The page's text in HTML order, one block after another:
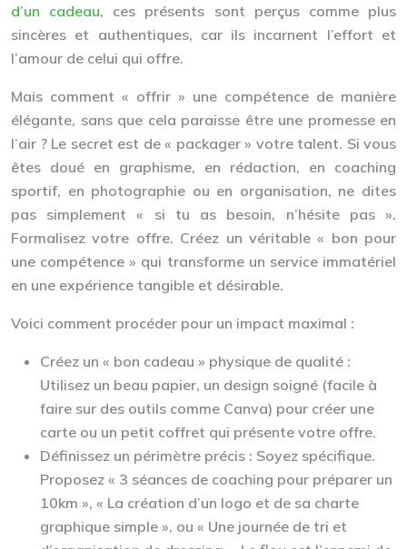
d’un cadeau, ces présents sont perçus comme plus
sincères et authentiques, car ils incarnent l’effort et
l’amour de celui qui offre.
Mais comment « offrir » une compétence de manière
élégante, sans que cela paraisse être une promesse en
l’air ? Le secret est de « packager » votre talent. Si vous
êtes doué en graphisme, en rédaction, en coaching
sportif, en photographie ou en organisation, ne dites
pas simplement « si tu as besoin, n’hésite pas ».
Formalisez votre offre. Créez un véritable « bon pour
une compétence » qui transforme un service immatériel
en une expérience tangible et désirable.
Voici comment procéder pour un impact maximal :
Créez un « bon cadeau » physique de qualité :
Utilisez un beau papier, un design soigné (facile à
faire sur des outils comme Canva) pour créer une
carte ou un petit coffret qui présente votre offre.
Définissez un périmètre précis : Soyez spécifique.
Proposez « 3 séances de coaching pour préparer un
10km », « La création d’un logo et de sa charte
graphique simple », ou « Une journée de tri et